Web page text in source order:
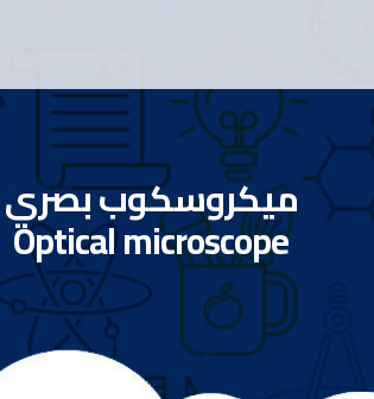
ميكروسكوب بصري
Optical microscope